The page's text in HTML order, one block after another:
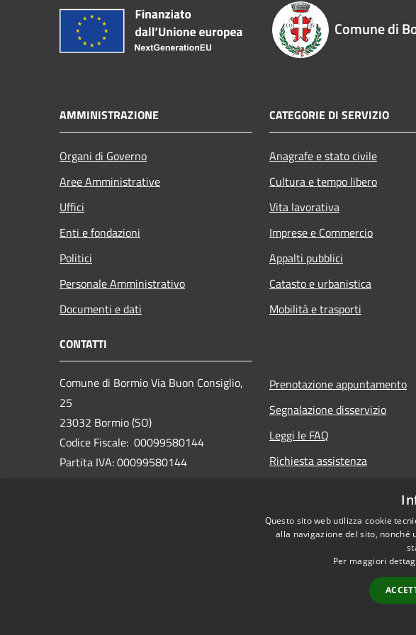
Comune di
AMMINISTRAZIONE
Organi di Governo
Aree Amministrative
Uffici
Enti e fondazioni
Politici
Personale Amministrativo
Documenti e dati
CATEGORIE DI SERVIZIO
Anagrafe e stato civile
Cultura e tempo libero
Vita lavorativa
Imprese e Commercio
Appalti pubblici
Catasto e urbanistica
Mobilità e trasporti
CONTATTI
Comune di Bormio Via Buon Consiglio,
25
23032 Bormio (SO)
Codice Fiscale: 00099580144
Partita IVA: 00099580144
Prenotazione appuntamento
Segnalazione disservizio
Leggi le FAQ
Richiesta assistenza
Questo sito web utilizza cookie
alla navigazione del sito,
Per maggiori